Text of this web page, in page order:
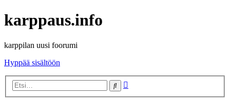
karppaus.info
karppilan uusi foorumi
Hyppää sisältöön
Etsi